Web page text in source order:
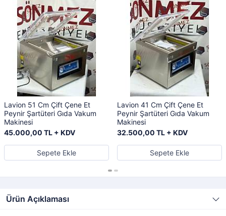
Lavion 51 Cm Çift Çene Et
Peynir Şartüteri Gıda Vakum
Makinesi
45.000,00 TL + KDV
Sepete Ekle
Lavion 41 Cm Çift Çene Et
Peynir Şartüteri Gıda Vakum
Makinesi
32.500,00 TL + KDV
Sepete Ekle
Ürün Açıklaması